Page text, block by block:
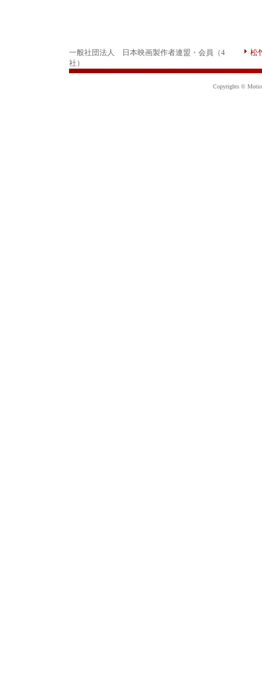
一般社団法人 日本映画製作者連盟・会員（4
社）
松
Copyrights ©